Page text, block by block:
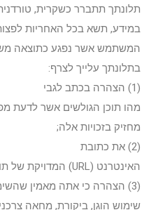
תלונתך תתברר כשקרית,
במידע, תשא בכל האחריות
המשתמש אשר נפגע כתוצאה
בתלונתך עלייך לצרף:
(1) הצהרה בכתב לגבי
מהו תוכן הגולשים אשר לדעת
מחזיק בזכויות אלה;
(2) את כתובת
האינטרנט (URL) המדויקת של תוכן הגולשים;
(3) הצהרה כי אתה מאמין שהשימוש בתוכן הגולשים אינו
שימוש הוגן, ביקורת, מחאה